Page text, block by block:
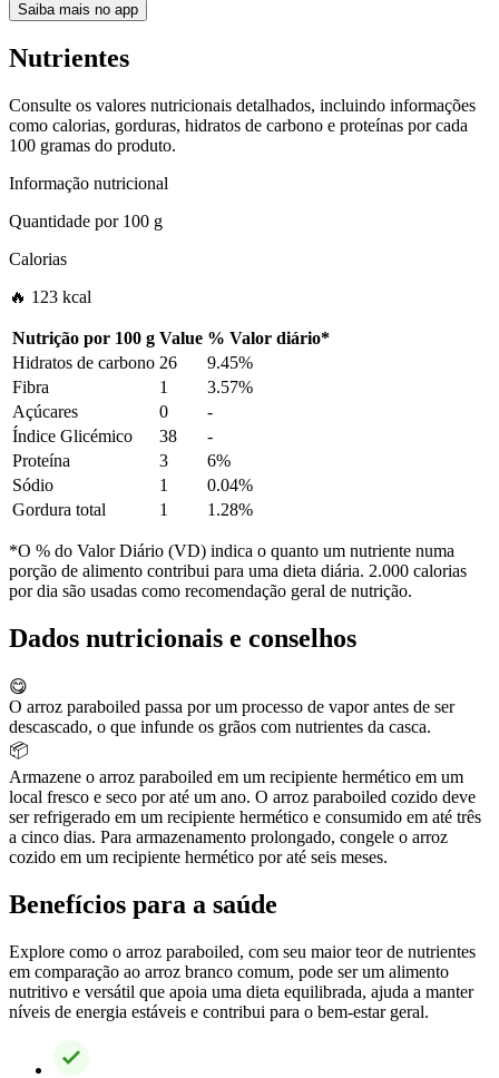
Saiba mais no app
Nutrientes
Consulte os valores nutricionais detalhados, incluindo informações
como calorias, gorduras, hidratos de carbono e proteínas por cada
100 gramas do produto.
Informação nutricional
Quantidade por100 g
Calorias
🔥 123 kcal
Nutrição por 100 g Value % Valor diário*
Hidratos de carbono 26
9.45%
Fibra
1
3.57%
Açúcares
0
-
Índice Glicémico
38
-
Proteína
3
6%
Sódio
1
0.04%
Gordura total
1 1.28%
*O % do Valor Diário (VD) indica o quanto um nutriente numa
porção de alimento contribui para uma dieta diária. 2.000 calorias
por dia são usadas como recomendação geral de nutrição.
Dados nutricionais e conselhos
😋
O arroz paraboiled passa por um processo de vapor antes de ser
descascado, o que infunde os grãos com nutrientes da casca.
📦
Armazene o arroz paraboiled em um recipiente hermético em um
local fresco e seco por até um ano. O arroz paraboiled cozido deve
ser refrigerado em um recipiente hermético e consumido em até três
a cinco dias. Para armazenamento prolongado, congele o arroz
cozido em um recipiente hermético por até seis meses.
Benefícios para a saúde
Explore como o arroz paraboiled, com seu maior teor de nutrientes
em comparação ao arroz branco comum, pode ser um alimento
nutritivo e versátil que apoia uma dieta equilibrada, ajuda a manter
níveis de energia estáveis e contribui para o bem-estar geral.